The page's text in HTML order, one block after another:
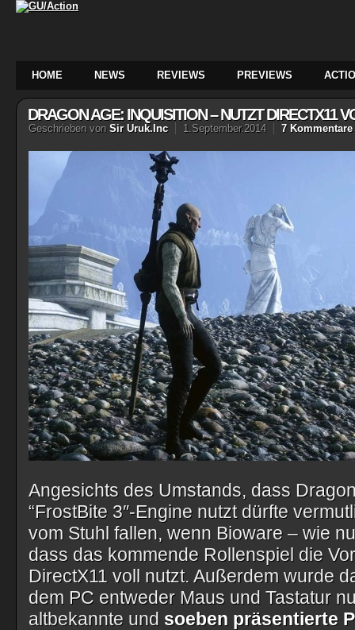
HOME NEWS REVIEWS PREVIEWS
DRAGON AGE: INQUISITION – NUTZT DIRECTX11
Geschrieben von Sir Uruk.Inc 1.September.2014 7 Kommentare
Angesichts des Umstands, dass
“FrostBite 3″-Engine nutzt dürfte
vom Stuhl fallen, wenn Bioware – wie
dass das kommende Rollenspiel die
DirectX11 voll nutzt. Außerdem wurde
dem PC entweder Maus und Tastatur
altbekannte und soeben präsentierte